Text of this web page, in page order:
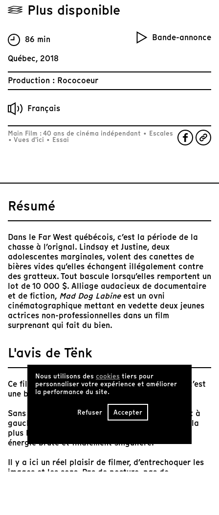
Plus disponible
Bande-annonce
86 min
Québec, 2018
Production : Rococoeur
Français
Main Film : 40 ans de cinéma indépendant • Escales
• Vues d'ici • Essai
Résumé
Dans le Far West québécois, c’est la période de la
chasse à l’orignal. Lindsay et Justine, deux
adolescentes marginales, volent des canettes de
bières vides qu’elles échangent illégalement contre
des gratteux. Tout bascule lorsqu’elles remportent un
lot de 10 000 $. Alliage audacieux de documentaire
et de fiction, Mad Dog Labineest un ovni
cinématographique mettant en vedette deux jeunes
actrices non-professionnelles dans un film
surprenant qui fait du bien.
L'avis de Tënk
Ce film doit beaucoup au cinéma québécois, et c’est
une bonne nouvelle.
Sans nostalgie, les références abondent. Puisant à
gauche et à droite dans notre cinématographie la
plus belle et la plus rêche pour y extraire une
énergie brute et finalement singulière.
Il y a ici un réel plaisir de filmer, d’entrechoquer les
images et les sons. Pas de posture, pas de
Nous utilisons des cookies tiers pour
personnaliser votre expérience et améliorer
la performance du site.
Refuser Accepter